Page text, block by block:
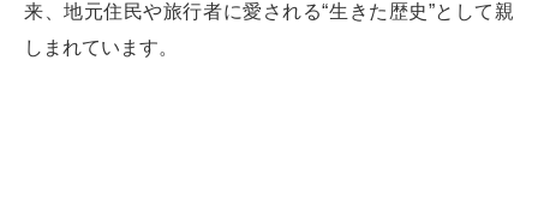
来、地元住民や旅行者に愛される“生きた歴史”として親
しまれています。